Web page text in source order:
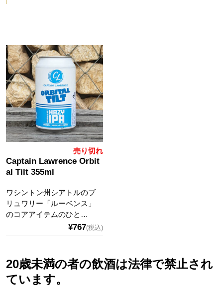
売り切れ
Captain Lawrence Orbit
al Tilt 355ml
ワシントン州シアトルのブ
リュワリー「ルーベンス」
のコアアイテムのひと…
¥767(税込)
20歳未満の者の飲酒は法律で禁止され
ています。